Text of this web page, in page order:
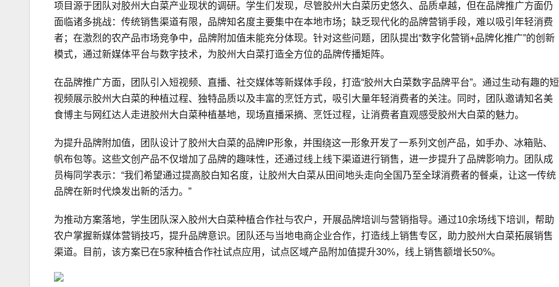
项目源于团队对胶州大白菜产业现状的调研。学生们发现，尽管胶州大白菜历史悠久、品质卓越，但在品牌推广方面仍
面临诸多挑战：传统销售渠道有限，品牌知名度主要集中在本地市场；缺乏现代化的品牌营销手段，难以吸引年轻消费
者；在激烈的农产品市场竞争中，品牌附加值未能充分体现。针对这些问题，团队提出“数字化营销+品牌化推广”的创新
模式，通过新媒体平台与数字技术，为胶州大白菜打造全方位的品牌传播矩阵。
在品牌推广方面，团队引入短视频、直播、社交媒体等新媒体手段，打造“胶州大白菜数字品牌平台”。通过生动有趣的短
视频展示胶州大白菜的种植过程、独特品质以及丰富的烹饪方式，吸引大量年轻消费者的关注。同时，团队邀请知名美
食博主与网红达人走进胶州大白菜种植基地，现场直播采摘、烹饪过程，让消费者直观感受胶州大白菜的魅力。
为提升品牌附加值，团队设计了胶州大白菜的品牌IP形象，并围绕这一形象开发了一系列文创产品，如手办、冰箱贴、
帆布包等。这些文创产品不仅增加了品牌的趣味性，还通过线上线下渠道进行销售，进一步提升了品牌影响力。团队成
员梅同学表示：“我们希望通过提高胶白知名度，让胶州大白菜从田间地头走向全国乃至全球消费者的餐桌，让这一传统
品牌在新时代焕发出新的活力。”
为推动方案落地，学生团队深入胶州大白菜种植合作社与农户，开展品牌培训与营销指导。通过10余场线下培训，帮助
农户掌握新媒体营销技巧，提升品牌意识。团队还与当地电商企业合作，打造线上销售专区，助力胶州大白菜拓展销售
渠道。目前，该方案已在5家种植合作社试点应用，试点区域产品附加值提升30%，线上销售额增长50%。